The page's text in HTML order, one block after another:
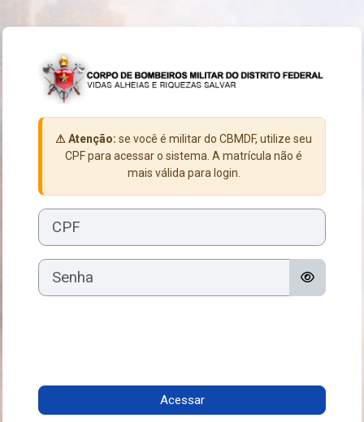
Acesso a EaD /
⚠ Atenção: se você é militar do CBMDF, utilize seu
CPF para acessar o sistema. A matrícula não é
mais válida para login.
CPF
Senha
Acessar